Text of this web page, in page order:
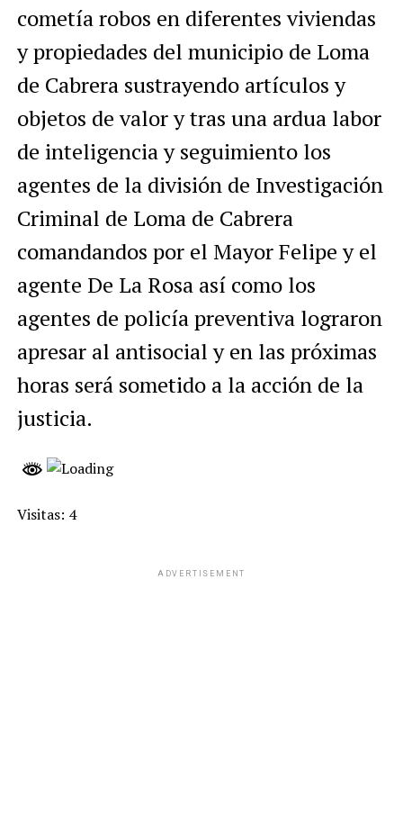
cometía robos en diferentes viviendas
y propiedades del municipio de Loma
de Cabrera sustrayendo artículos y
objetos de valor y tras una ardua labor
de inteligencia y seguimiento los
agentes de la división de Investigación
Criminal de Loma de Cabrera
comandandos por el Mayor Felipe y el
agente De La Rosa así como los
agentes de policía preventiva lograron
apresar al antisocial y en las próximas
horas será sometido a la acción de la
justicia.
Visitas: 4
ADVERTISEMENT